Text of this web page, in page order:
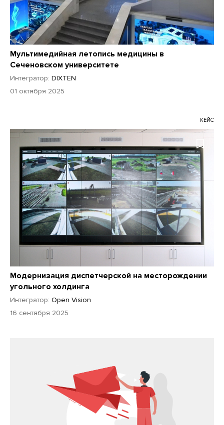
Мультимедийная летопись медицины в
Сеченовском университете
Интегратор: DIXTEN
01 октября 2025
КЕЙС
Модернизация диспетчерской на месторождении
угольного холдинга
Интегратор: Open Vision
16 сентября 2025